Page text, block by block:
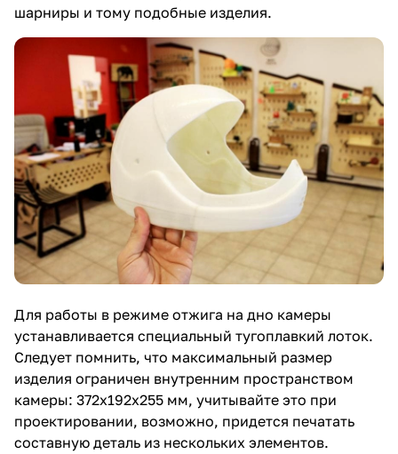
шарниры и тому подобные изделия.
Для работы в режиме отжига на дно камеры
устанавливается специальный тугоплавкий лоток.
Следует помнить, что максимальный размер
изделия ограничен внутренним пространством
камеры: 372х192х255 мм, учитывайте это при
проектировании, возможно, придется печатать
составную деталь из нескольких элементов.